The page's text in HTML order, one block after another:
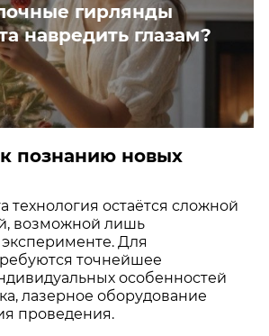
гирлянды
навредить глазам?
познанию новых
технология остаётся сложной
возможной лишь
Для
точнейшее
особенностей
лазерное оборудование
проведения.